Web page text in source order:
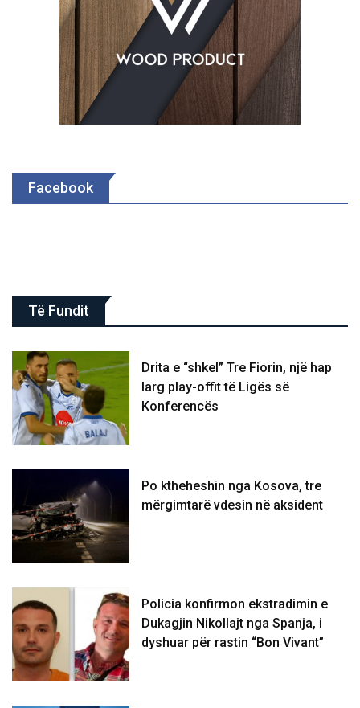
Facebook
Të Fundit
Drita e “shkel” Tre Fiorin, një hap
larg play-offit të Ligës së
Konferencës
Po ktheheshin nga Kosova, tre
mërgimtarë vdesin në aksident
Policia konfirmon ekstradimin e
Dukagjin Nikollajt nga Spanja, i
dyshuar për rastin “Bon Vivant”